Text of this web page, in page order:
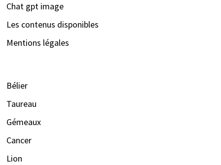
Chat gpt image
Les contenus disponibles
Mentions légales
Bélier
Taureau
Gémeaux
Cancer
Lion